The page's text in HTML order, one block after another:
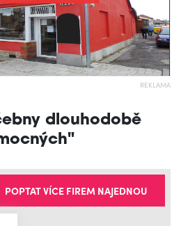
REKLAMA
dlouhodobě
POPTAT VÍCE FIREM NAJEDNOU